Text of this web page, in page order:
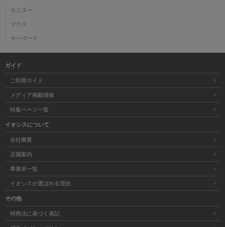
モニター
マウス
キーボード
ガイド
ご利用ガイド
メディア掲載情報
特集ページ一覧
イオシスについて
会社概要
店舗案内
事業所一覧
イオシスが選ばれる理由
その他
特商法に基づく表記